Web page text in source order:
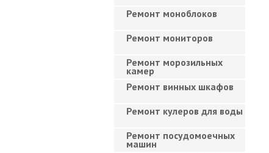
Ремонт моноблоков
Ремонт мониторов
Ремонт морозильных
камер
Ремонт винных шкафов
Ремонт кулеров для воды
Ремонт посудомоечных
машин